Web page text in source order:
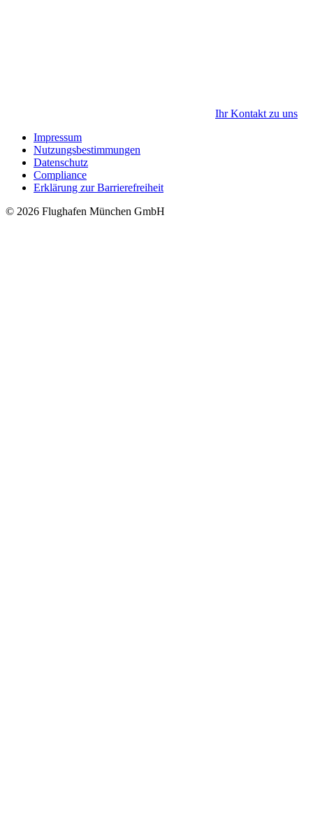
Ihr Kontakt zu uns
Impressum
Nutzungsbestimmungen
Datenschutz
Compliance
Erklärung zur Barrierefreiheit
© 2026 Flughafen München GmbH